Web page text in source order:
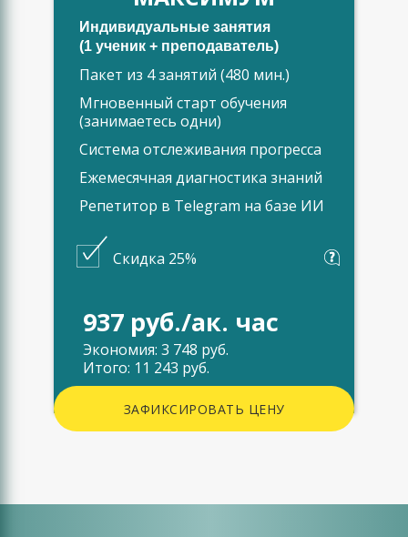
Индивидуальные занятия
(1 ученик + преподаватель)
Пакет из 4 занятий (480 мин.)
Мгновенный старт обучения
(занимаетесь одни)
Система отслеживания прогресса
Ежемесячная диагностика знаний
Репетитор в Telegram на базе ИИ
Скидка 25%
937 руб./ак. час
Экономия: 3 748 руб.
Итого: 11 243 руб.
ЗАФИКСИРОВАТЬ ЦЕНУ